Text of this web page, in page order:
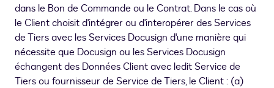
dans le Bon de Commande ou le Contrat. Dans le cas où
le Client choisit d'intégrer ou d'interopérer des Services
de Tiers avec les Services Docusign d'une manière qui
nécessite que Docusign ou les Services Docusign
échangent des Données Client avec ledit Service de
Tiers ou fournisseur de Service de Tiers, le Client : (a)